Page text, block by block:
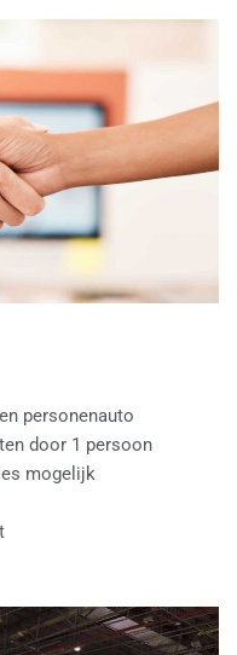
personenauto
door 1 persoon
mogelijk